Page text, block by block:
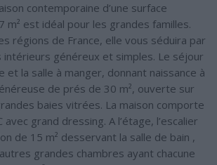
contemporaine d’une surface
m² est idéal pour les grandes familles.
régions de France, elle vous séduira par
intérieurs généreux et simples. Le séjour
et la salle à manger, donnant naissance à
de prés de 30 m², ouverte sur
baies vitrées. La maison comporte
avec grand dressing. A l’étage, l’escalier
de 15 m² desservant la salle de bain ,
grandes chambres ayant chacune